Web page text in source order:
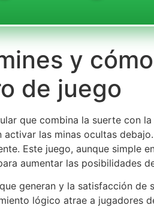
y
de juego
que combina la suerte con
las minas ocultas
Este juego, aunque simple
aumentar las posibilidades
generan y la satisfacción de
lógico atrae a jugadores